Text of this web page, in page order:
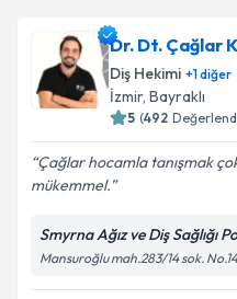
Dr. Dt. Çağlar
Diş Hekimi +1diğer
İzmir, Bayraklı
5 (492
Çağlar hocamla tanışmak
mükemmel.
Smyrna Ağız ve Diş Sağlığı
Mansuroğlu mah.283/14 sok. No.14